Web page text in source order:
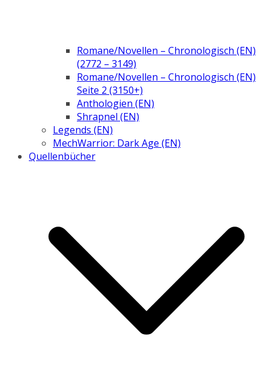
Romane/Novellen – Chronologisch (EN)
(2772 – 3149)
Romane/Novellen – Chronologisch (EN)
Seite 2 (3150+)
Anthologien (EN)
Shrapnel (EN)
Legends (EN)
MechWarrior: Dark Age (EN)
Quellenbücher